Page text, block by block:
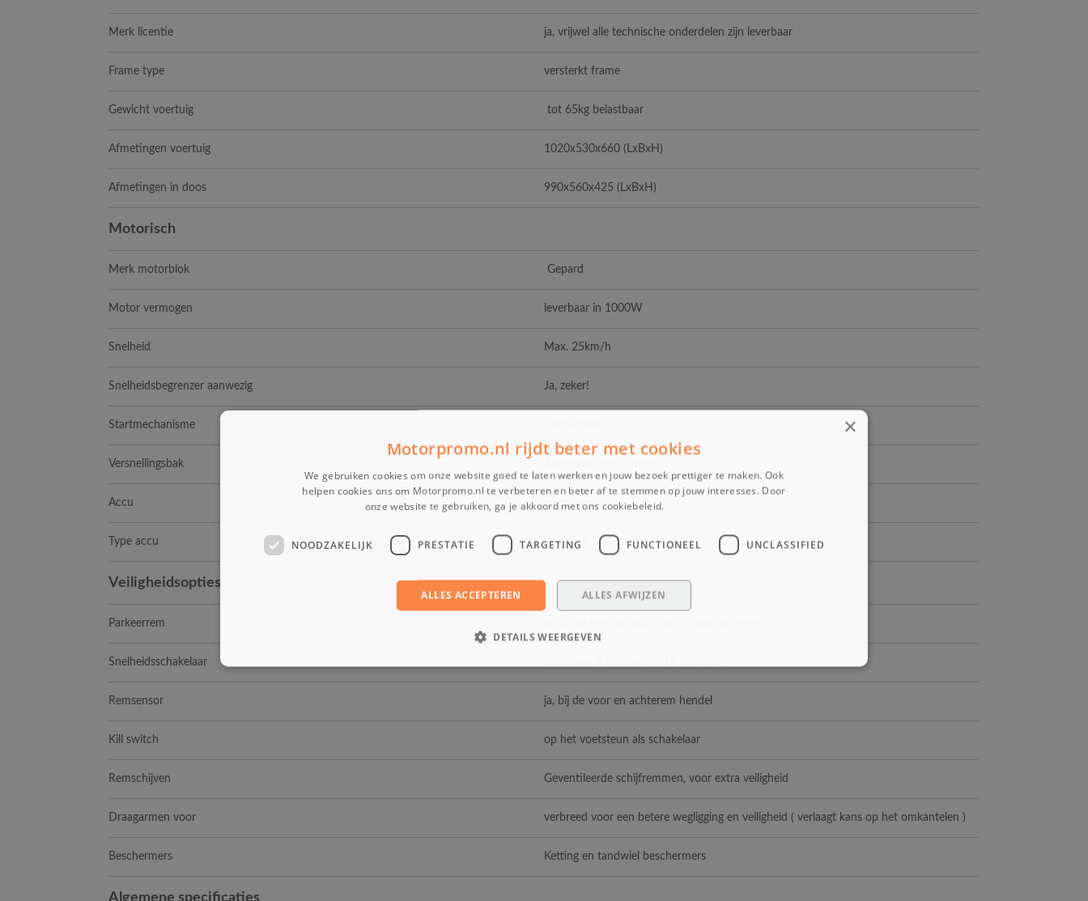
Merk licentie ja, vrijwel alle technische onderdelen zijn leverbaar
Frame type versterkt frame
Gewicht voertuig tot 65kg belastbaar
Afmetingen voertuig 1020x530x660 (LxBxH)
Afmetingen in doos 990x560x425 (LxBxH)
Motorisch
Merk motorblok Gepard
Motor vermogen leverbaar in 1000W
Snelheid Max. 25km/h
Snelheidsbegrenzer aanwezig Ja, zeker!
Startmechanisme
Versnellingsbak
Accu leverbaar in 36v
Type accu lead acid
Veiligheidsopties
Parkeerrem
Snelheidsschakelaar
Remsensor ja, bij de voor en achterem hendel
Kill switch op het voetsteun als schakelaar
Remschijven Geventileerde schijfremmen, voor extra veiligheid
Draagarmen voor verbreed voor een betere wegligging en veiligheid ( verlaagt kans op het omkantelen )
Beschermers Ketting en tandwiel beschermers
Algemene specificaties
×
Motorpromo.nl rijdt beter met cookies
We gebruiken cookies om onze website goed te laten werken en jouw bezoek prettiger te maken. Ook
helpen cookies ons om Motorpromo.nl te verbeteren en beter af te stemmen op jouw interesses. Door
onze website te gebruiken, ga je akkoord met ons cookiebeleid.
NOODZAKELIJK PRESTATIE TARGETING FUNCTIONEEL UNCLASSIFIED
ALLES ACCEPTEREN ALLES AFWIJZEN
DETAILS WEERGEVEN